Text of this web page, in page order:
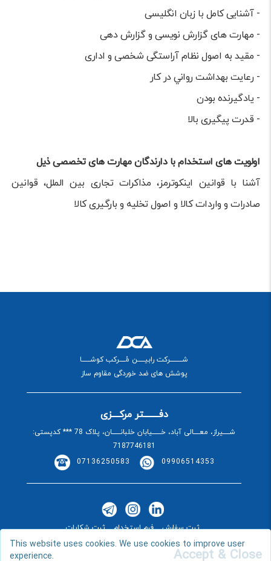
This website uses cookies. We use cookies to improve user
experience.
Accept & Close
- آشنایی کامل با زبان انگلیسی
- مهارت های گزارش نویسی و گزارش دهی
- مقید به اصول نظام آراستگی شخصی و اداری
- رعایت بهداشت رواني در كار
- یادگیرنده بودن
- قدرت پیگیری بالا
اولویت های استخدام با دارندگان مهارت های تخصصی ذیل
آشنا با قوانین اینکوترمز، مذاکرات تجاری بین الملل، قوانین
صادرات و واردات کالا و اصول تخلیه و بارگیری کالا
شــــــــــرکت رابیــــــن مُـــــرکب کوشـــــــا
پوشش های ضد خوردگی مقاوم ساز
دفــــــــتر مرکــــزی
شـــــیراز، معـــــالی آباد، خـــــــیابان خلبانـــــــان، پلاک 78 *** کدپستی:
7187746181
07136250583
09906514353
ثبت شکایات فرم استخدام ثبت سفارش